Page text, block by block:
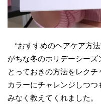
“おすすめのヘアケア方
がちな冬のホリデーシーズ
とっておきの方法をレク
カラーにチャレンジしつ
みなく教えてくれました。